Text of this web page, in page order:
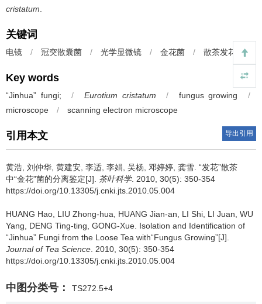
cristatum
关键词
电镜 / 冠突散囊菌 / 光学显微镜 / 金花菌 / 散茶发花
Key words
“Jinhua” fungi; / Eurotium cristatum / fungus growing
/
microscope
/ scanning electron microscope
引用本文 导出引用
黄浩, 刘仲华, 黄建安, 李适, 李娟, 吴杨, 邓婷婷, 龚雪. “发花”散茶
中“金花”菌的分离鉴定[J]. 茶叶科学. 2010, 30(5): 350-354
https://doi.org/10.13305/j.cnki.jts.2010.05.004
HUANG Hao, LIU Zhong-hua, HUANG Jian-an, LI Shi, LI Juan, WU
Yang, DENG Ting-ting, GONG-Xue. Isolation and Identification of
“Jinhua” Fungi from the Loose Tea with“Fungus Growing”[J].
Journal of Tea Science . 2010, 30(5): 350-354
https://doi.org/10.13305/j.cnki.jts.2010.05.004
中图分类号： TS272.5+4